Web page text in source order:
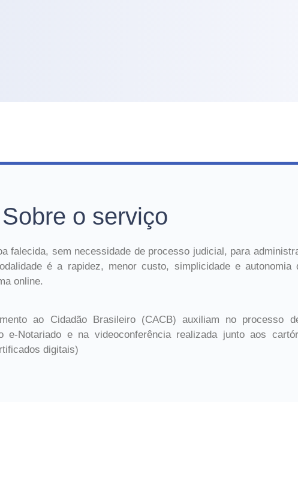
Sobre o serviço
falecida, sem necessidade de processo judicial, para
é a rapidez, menor custo, simplicidade e autonomia
online.
ao Cidadão Brasileiro (CACB) auxiliam no processo
Notariado e na videoconferência realizada junto aos
digitais)